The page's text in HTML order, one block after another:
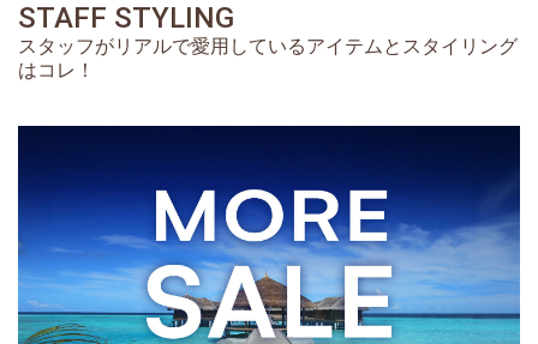
STAFF STYLING
スタッフがリアルで愛用しているアイテムとスタイリング
はコレ！